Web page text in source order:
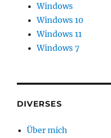
Windows
Windows 10
Windows 11
Windows 7
DIVERSES
Über mich